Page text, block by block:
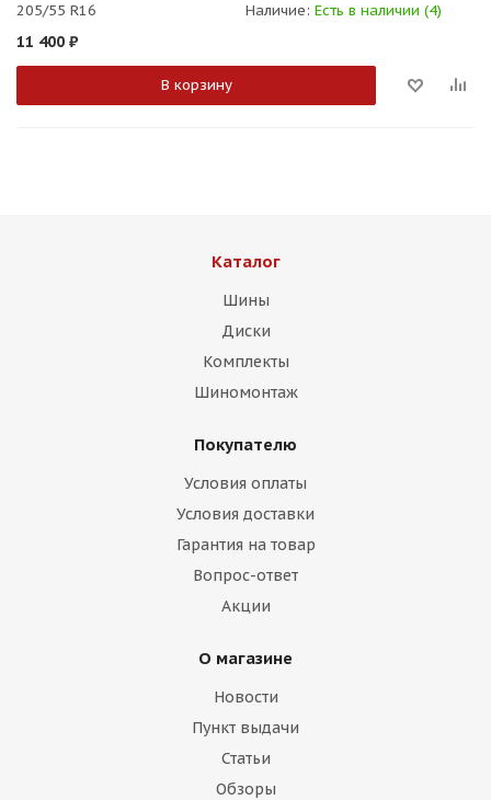
205/55 R16 Наличие: Есть в наличии (4)
11 400 ₽
В корзину
Каталог
Шины
Диски
Комплекты
Шиномонтаж
Покупателю
Условия оплаты
Условия доставки
Гарантия на товар
Вопрос-ответ
Акции
О магазине
Новости
Пункт выдачи
Статьи
Обзоры